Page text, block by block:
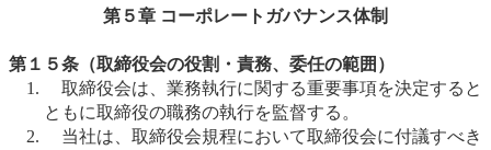
第５章 コーポレートガバナンス体制
第１５条（取締役会の役割・責務、委任の範囲）
取締役会は、業務執行に関する重要事項を決定すると
ともに取締役の職務の執行を監督する。
当社は、取締役会規程において取締役会に付議すべき